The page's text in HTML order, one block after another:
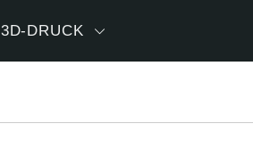
3D-DRUCK